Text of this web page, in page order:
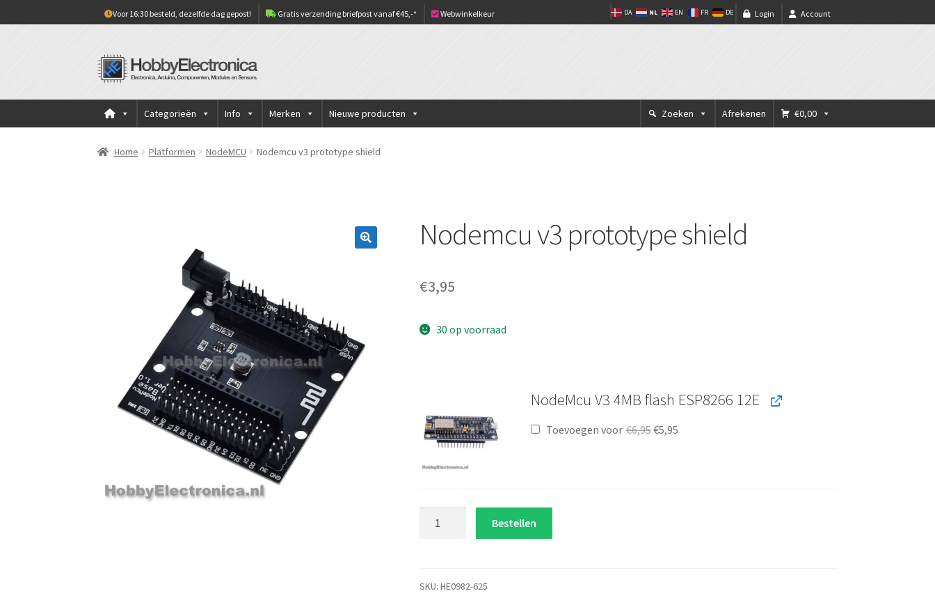
Voor 16:30 besteld, dezelfde dag gepost! Gratis verzending briefpost vanaf €45,-* Webwinkelkeur Account
Login
DA NL EN FR DE
Ga
door
navigatie
Ga
naar
inhoud
Categorieën Info Merken Nieuwe producten €0,00
Afrekenen
Zoeken
Home Platformen NodeMCU Nodemcu v3 prototype shield
Nodemcu v3 prototype shield
€3,95
30 op voorraad
NodeMcu V3 4MB flash ESP8266 12E
Toevoegen voor €6,95Oorspronkelijke
prijs
€5,95
prijs
aantal
Bestellen
SKU: HE0982-625